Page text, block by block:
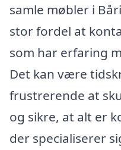
samle møbler i
stor fordel at
som har erfaring
Det kan være
frustrerende at
og sikre, at alt er
der specialiserer